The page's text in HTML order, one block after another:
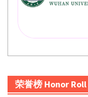
荣誉榜 Honor Roll